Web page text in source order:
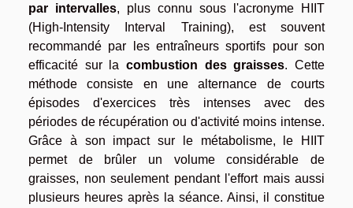
par intervalles, plus connu sous l'acronyme HIIT
(High-Intensity Interval Training), est souvent
recommandé par les entraîneurs sportifs pour son
efficacité sur la combustion des graisses. Cette
méthode consiste en une alternance de courts
épisodes d'exercices très intenses avec des
périodes de récupération ou d'activité moins intense.
Grâce à son impact sur le métabolisme, le HIIT
permet de brûler un volume considérable de
graisses, non seulement pendant l'effort mais aussi
plusieurs heures après la séance. Ainsi, il constitue